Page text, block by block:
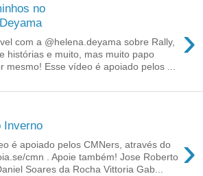
no
›
com a @helena.deyama sobre Rally,
histórias e muito, mas muito papo
mesmo! Esse vídeo é apoiado pelos ...
Inverno
›
é apoiado pelos CMNers, através do
cmn . Apoie também! Jose Roberto
Soares da Rocha Vittoria Gab...